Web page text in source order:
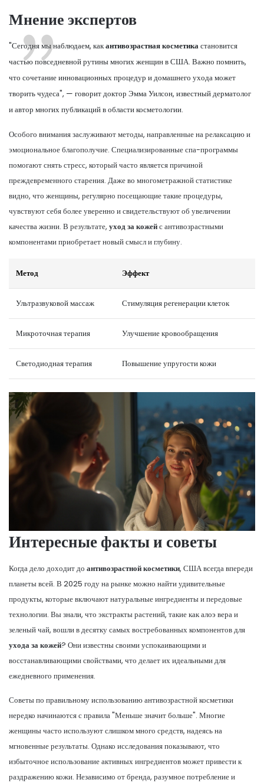
Мнение экспертов
"Сегодня мы наблюдаем, какантивозрастная косметикастановится
частью повседневной рутины многих женщин в США. Важно помнить,
что сочетание инновационных процедур и домашнего ухода может
творить чудеса", — говорит доктор Эмма Уилсон, известный дерматолог
и автор многих публикаций в области косметологии.
Особого внимания заслуживают методы, направленные на релаксацию и
эмоциональное благополучие. Специализированные спа-программы
помогают снять стресс, который часто является причиной
преждевременного старения. Даже во многометражной статистике
видно, что женщины, регулярно посещающие такие процедуры,
чувствуют себя более уверенно и свидетельствуют об увеличении
качества жизни. В результате, уход за кожейс антивозрастными
компонентами приобретает новый смысл и глубину.
Метод Эффект
Ультразвуковой массаж Стимуляция регенерации клеток
Микроточная терапия Улучшение кровообращения
Светодиодная терапия Повышение упругости кожи
Интересные факты и советы
Когда дело доходит до антивозрастной косметики, США всегда впереди
планеты всей. В 2025 году на рынке можно найти удивительные
продукты, которые включают натуральные ингредиенты и передовые
технологии. Вы знали, что экстракты растений, такие как алоэ вера и
зеленый чай, вошли в десятку самых востребованных компонентов для
ухода за кожей? Они известны своими успокаивающими и
восстанавливающими свойствами, что делает их идеальными для
ежедневного применения.
Советы по правильному использованию антивозрастной косметики
нередко начинаются с правила "Меньше значит больше". Многие
женщины часто используют слишком много средств, надеясь на
мгновенные результаты. Однако исследования показывают, что
избыточное использование активных ингредиентов может привести к
раздражению кожи. Независимо от бренда, разумное потребление и